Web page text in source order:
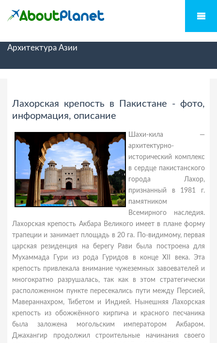
Архитектура Азии
Лахорская крепость в Пакистане - фото,
информация, описание
Шахи-кила —
архитектурно-
исторический комплекс
в сердце пакистанского
города Лахор,
признанный в 1981 г.
памятником
Всемирного наследия.
Лахорская крепость Акбара Великого имеет в плане форму
трапеции и занимает площадь в 20 га. По-видимому, первая
царская резиденция на берегу Рави была построена для
Мухаммада Гури из рода Гуридов в конце XII века. Эта
крепость привлекала внимание чужеземных завоевателей и
многократно разрушалась, так как в этом стратегически
расположенном пункте пересекались пути между Персией,
Мавераннахром, Тибетом и Индией. Нынешняя Лахорская
крепость из обожжённого кирпича и красного песчаника
была заложена могольским императором Акбаром.
Джахангир продолжил строительные начинания своего